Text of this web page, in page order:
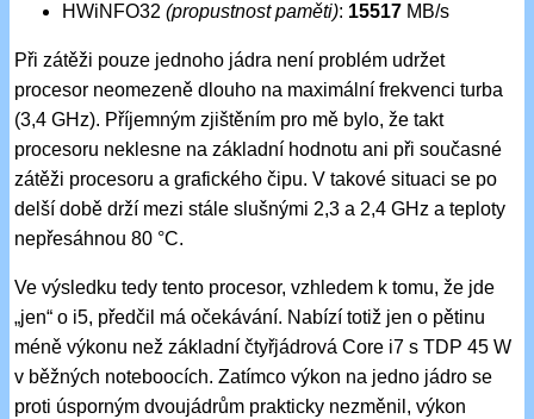
HWiNFO32(propustnost paměti): 15517 MB/s
Při zátěži pouze jednoho jádra není problém udržet
procesor neomezeně dlouho na maximální frekvenci turba
(3,4 GHz). Příjemným zjištěním pro mě bylo, že takt
procesoru neklesne na základní hodnotu ani při současné
zátěži procesoru a grafického čipu. V takové situaci se po
delší době drží mezi stále slušnými 2,3 a 2,4 GHz a teploty
nepřesáhnou 80 °C.
Ve výsledku tedy tento procesor, vzhledem k tomu, že jde
„jen“ o i5, předčil má očekávání. Nabízí totiž jen o pětinu
méně výkonu než základní čtyřjádrová Core i7 s TDP 45 W
v běžných noteboocích. Zatímco výkon na jedno jádro se
proti úsporným dvoujádrům prakticky nezměnil, výkon